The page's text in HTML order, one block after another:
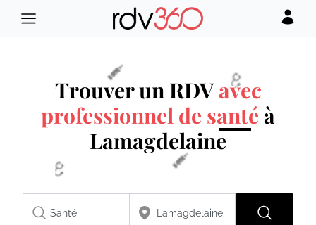
Trouver un RDVavec
professionnel de santé à
Lamagdelaine